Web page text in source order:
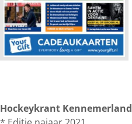
Hockeykrant Kennemerland